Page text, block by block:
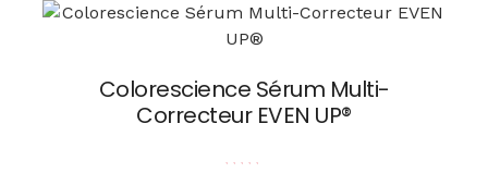
Colorescience Sérum Multi-
Correcteur EVEN UP®